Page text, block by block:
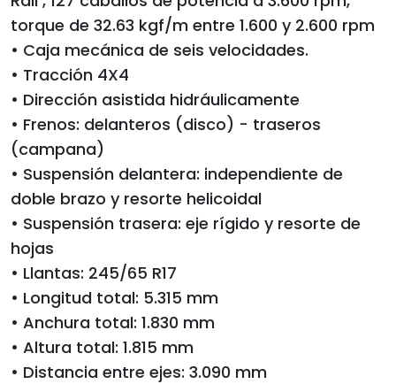
torque de 32.63 kgf/m entre 1.600 y 2.600 rpm
• Caja mecánica de seis velocidades.
• Tracción 4X4
• Dirección asistida hidráulicamente
• Frenos: delanteros (disco) - traseros
(campana)
• Suspensión delantera: independiente de
doble brazo y resorte helicoidal
• Suspensión trasera: eje rígido y resorte de
hojas
• Llantas: 245/65 R17
• Longitud total: 5.315 mm
• Anchura total: 1.830 mm
• Altura total: 1.815 mm
• Distancia entre ejes: 3.090 mm